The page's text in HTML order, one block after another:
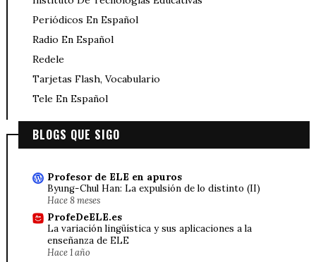
Periódicos En Español
Radio En Español
Redele
Tarjetas Flash, Vocabulario
Tele En Español
BLOGS QUE SIGO
Profesor de ELE en apuros
Byung-Chul Han: La expulsión de lo distinto (II)
Hace 8 meses
ProfeDeELE.es
La variación lingüística y sus aplicaciones a la
enseñanza de ELE
Hace 1 año